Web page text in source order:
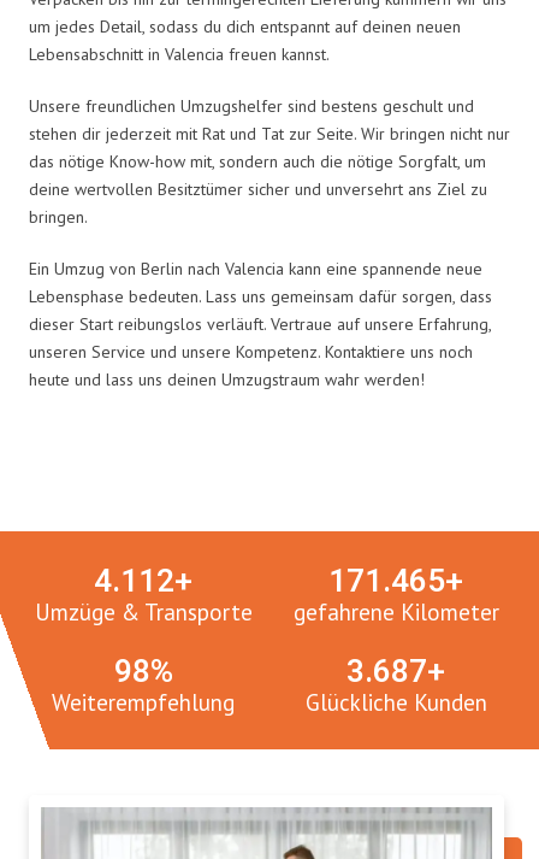
um jedes Detail, sodass du dich entspannt auf deinen neuen
Lebensabschnitt in Valencia freuen kannst.
Unsere freundlichen Umzugshelfer sind bestens geschult und
stehen dir jederzeit mit Rat und Tat zur Seite. Wir bringen nicht nur
das nötige Know-how mit, sondern auch die nötige Sorgfalt, um
deine wertvollen Besitztümer sicher und unversehrt ans Ziel zu
bringen.
Ein Umzug von Berlin nach Valencia kann eine spannende neue
Lebensphase bedeuten. Lass uns gemeinsam dafür sorgen, dass
dieser Start reibungslos verläuft. Vertraue auf unsere Erfahrung,
unseren Service und unsere Kompetenz. Kontaktiere uns noch
heute und lass uns deinen Umzugstraum wahr werden!
Umzüge & Transporte
4.112+
gefahrene Kilometer
171.465+
Weiterempfehlung
100%
Glückliche Kunden
3.765+